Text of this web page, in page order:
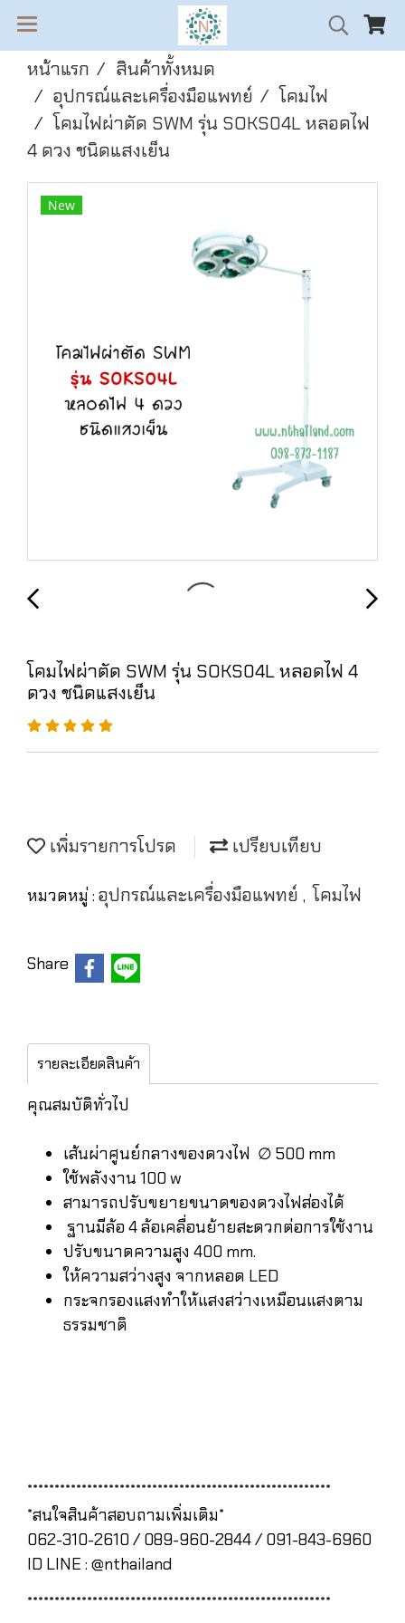
หน้าแรก
สินค้าทั้งหมด
อุปกรณ์และเครื่องมือแพทย์
โคมไฟ
โคมไฟผ่าตัด SWM รุ่น SOKS04L หลอดไฟ
4 ดวง ชนิดแสงเย็น
New
โคมไฟผ่าตัด SWM รุ่น SOKS04L หลอดไฟ 4
ดวง ชนิดแสงเย็น
เพิ่มรายการโปรด เปรียบเทียบ
หมวดหมู่ : อุปกรณ์และเครื่องมือแพทย์ , โคมไฟ
Share
รายละเอียดสินค้า
คุณสมบัติทั่วไป
เส้นผ่าศูนย์กลางของดวงไฟ ∅ 500 mm
ใช้พลังงาน 100 w
สามารถปรับขยายขนาดของดวงไฟส่องได้
ฐานมีล้อ 4 ล้อเคลื่อนย้ายสะดวกต่อการใช้งาน
ปรับขนาดความสูง 400 mm.
ให้ความสว่างสูง จากหลอด LED
กระจกรองแสงทำให้แสงสว่างเหมือนแสงตาม
ธรรมชาติ
********************************************************
*สนใจสินค้าสอบถามเพิ่มเติม*
062-310-2610 / 089-960-2844 / 091-843-6960
ID LINE : @nthailand
********************************************************